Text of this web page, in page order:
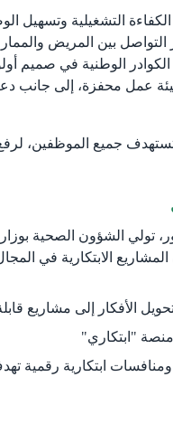
التشغيلية وتسهيل
التواصل بين المريض
الوطنية في صميم
عمل محفزة، إلى جانب
جميع الموظفين،
تولي الشؤون الصحية
الابتكارية في
الأفكار إلى مشاريع
"ابتكاري"
ومنافسات ابتكارية رقمية